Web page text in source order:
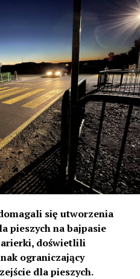
się utworzenia
pieszych na bajpasie
doświetlili
ograniczający
dla pieszych.